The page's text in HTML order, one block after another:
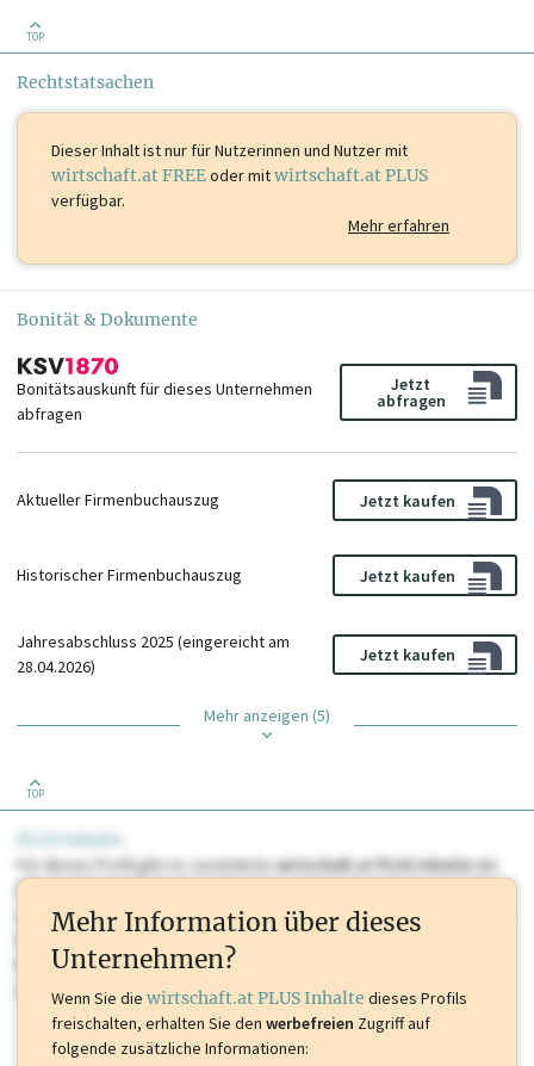
TOP
Rechtstatsachen
Dieser Inhalt istnur für Nutzerinnen und Nutzer mit
wirtschaft.at FREEoder mitwirtschaft.at PLUS
verfügbar.
Mehr erfahren
Bonität & Dokumente
Bonitätsauskunft für dieses Unternehmen
abfragen
Jetzt
abfragen
Aktueller Firmenbuchauszug Jetzt kaufen
Historischer Firmenbuchauszug Jetzt kaufen
Jahresabschluss 2025 (eingereicht am
28.04.2026)
Jetzt kaufen
Mehr anzeigen (5)
TOP
PLUS Inhalte
Für dieses Profil gibt es zusätzlichewirtschaft.at PLUS Inhaltedie
Sie momentan nicht einsehen können. Schalten Sie dieses Profil frei
oder loggen Sie sich ein um diese Inhalte zu sehen. wirtschaft.at PLUS
Marken, Patente, Rechtstatsachen, OTS-Aussendungen, und viele
mehr.
Mehr Information über dieses
Unternehmen?
Wenn Sie die wirtschaft.at PLUS Inhalte dieses Profils
freischalten, erhalten Sie den werbefreien Zugriff auf
folgende zusätzliche Informationen: